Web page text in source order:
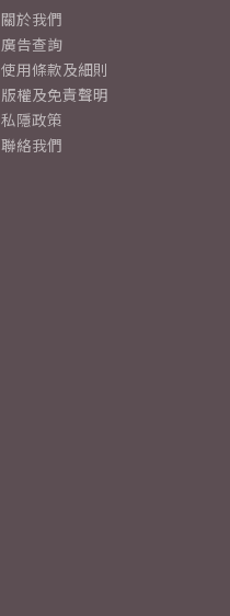
關於我們
廣告查詢
使用條款及細則
版權及免責聲明
私隱政策
聯絡我們